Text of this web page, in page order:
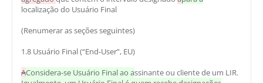
localização do Usuário Final
(Renumerar as seções seguintes)
1.8 Usuário Final (“End-User”, EU)
AConsidera-se Usuário Final ao assinante ou cliente de um LIR.